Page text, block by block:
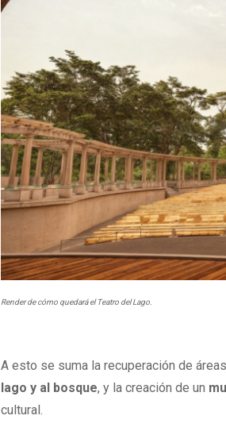
Render de cómo quedará el Teatro del Lago.
A esto se suma la recuperación de
lago y al bosque, y la creación de un
cultural.